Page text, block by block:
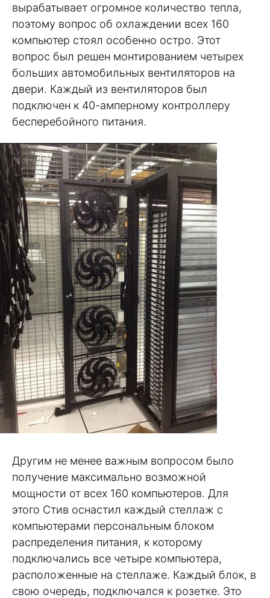
вырабатывает огромное количество тепла,
поэтому вопрос об охлаждении всех 160
компьютер стоял особенно остро. Этот
вопрос был решен монтированием четырех
больших автомобильных вентиляторов на
двери. Каждый из вентиляторов был
подключен к 40-амперному контроллеру
бесперебойного питания.
Другим не менее важным вопросом было
получение максимально возможной
мощности от всех 160 компьютеров. Для
этого Стив оснастил каждый стеллаж с
компьютерами персональным блоком
распределения питания, к которому
подключались все четыре компьютера,
расположенные на стеллаже. Каждый блок, в
свою очередь, подключался к розетке. Это